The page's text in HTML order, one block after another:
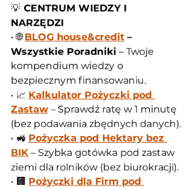
💡 CENTRUM WIEDZY I
NARZĘDZI
• 🌐 BLOG house&credit –
Wszystkie Poradniki – Twoje
kompendium wiedzy o
bezpiecznym finansowaniu.
• 📈 Kalkulator Pożyczki pod
Zastaw – Sprawdź ratę w 1 minutę
(bez podawania zbędnych danych).
• 🚜 Pożyczka pod Hektary bez
BIK – Szybka gotówka pod zastaw
ziemi dla rolników (bez biurokracji).
• 🏢 Pożyczki dla Firm pod